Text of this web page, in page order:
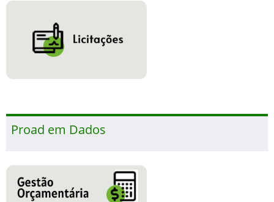
Proad em Dados